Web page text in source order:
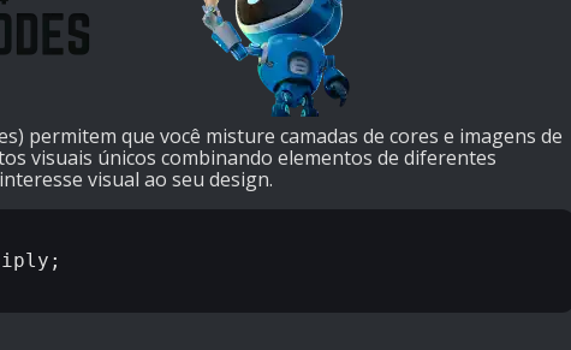
permitem que você misture camadas de cores e imagens de
visuais únicos combinando elementos de diferentes
visual ao seu design.